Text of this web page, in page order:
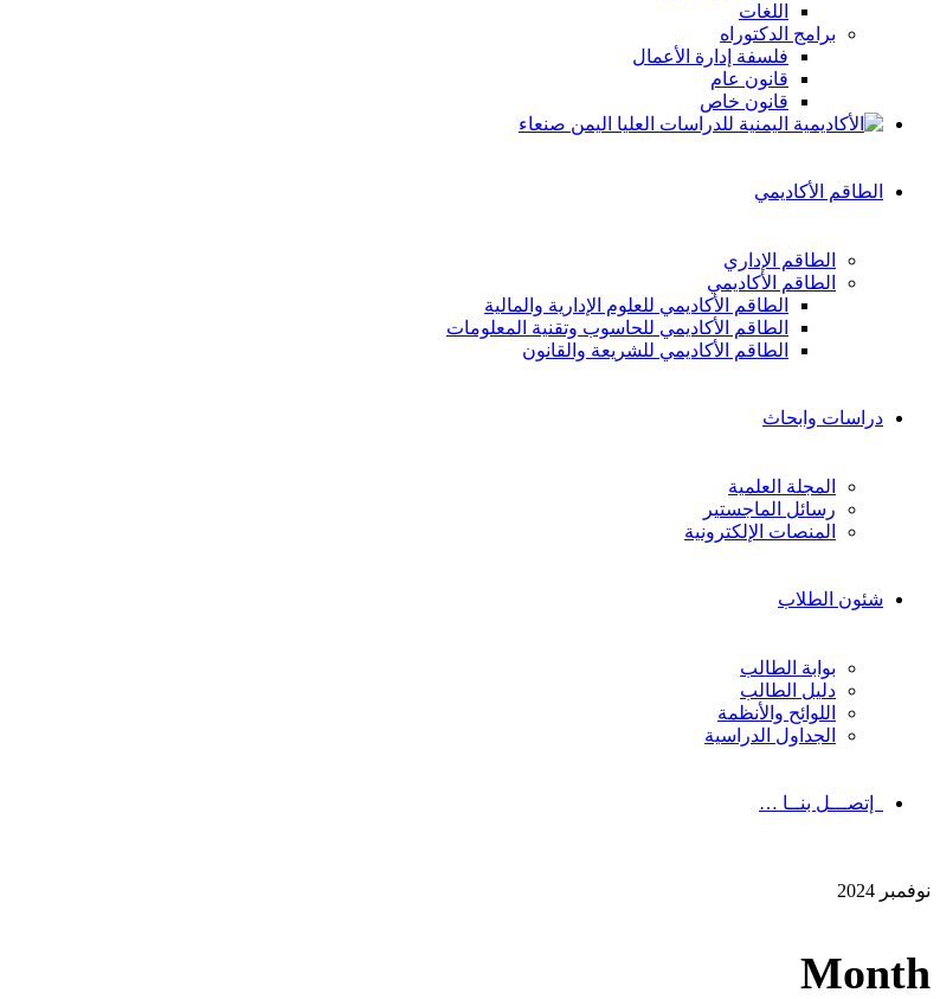
اللغات
برامج الدكتوراه
فلسفة إدارة الأعمال
قانون عام
قانون خاص
الطاقم الأكاديمي
الطاقم الإداري
الطاقم الأكاديمي
الطاقم الأكاديمي للعلوم الإدارية والمالية
الطاقم الأكاديمي للحاسوب وتقنية المعلومات
الطاقم الأكاديمي للشريعة والقانون
دراسات وابحاث
المجلة العلمية
رسائل الماجستير
المنصات الإلكترونية
شئون الطلاب
بوابة الطالب
دليل الطالب
اللوائح والأنظمة
الجداول الدراسية
إتصـــل بنــا …
نوفمبر 2024
Month